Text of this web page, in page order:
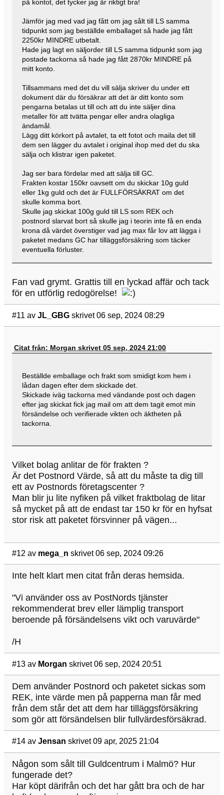
på kontot, det tycker jag är riktigt bra!
Jämför jag med vad jag fått om jag sålt till LS samma
tidpunkt som jag beställde emballaget så hade jag fått
2250kr MINDRE utbetalt.
Hade jag lagt en säljorder till LS samma tidpunkt som jag
postade tackorna så hade jag fått 2870kr MINDRE på
mitt konto.
Tillsammans med det du vill sälja skriver du under ett
dokument där du försäkrar att det är ditt konto som
pengarna betalas ut till och att du inte säljer dina
metaller för att tvätta pengar eller andra olagliga
ändamål.
Lägg ditt körkort på avtalet, ta ett fotot och maila det till
dem sen lägger du avtalet i original ihop med det du ska
sälja och klistrar igen paketet.
Jag ser bara fördelar med att sälja till GC.
Frakten kostar 150kr oavsett om du skickar 10g guld
eller 1kg guld och det är FULLFÖRSÄKRAT om det
skulle komma bort.
Skulle jag skickat 100g guld till LS som REK och
postnord slarvat bort så skulle jag i teorin inte få en enda
krona då värdet överstiger vad jag max får lov att lägga i
paketet medans GC har tilläggsförsäkring som täcker
eventuella förluster.
Fan vad grymt. Grattis till en lyckad affär och tack
för en utförlig redogörelse!
#11 av JL_GBG skrivet 06 sep, 2024 08:29
Citat från: Morgan skrivet 05 sep, 2024 21:00
Beställde emballage och frakt som smidigt kom hem i
lådan dagen efter dem skickade det.
Skickade iväg tackorna med vändande post och dagen
efter jag skickat fick jag mail om att dem tagit emot min
försändelse och verifierade vikten och äktheten på
tackorna.
Vilket bolag anlitar de för frakten ?
Är det Postnord Värde, så att du måste ta dig till
ett av Postnords företagscenter ?
Man blir ju lite nyfiken på vilket fraktbolag de litar
så mycket på att de endast tar 150 kr för en hyfsat
stor risk att paketet försvinner på vägen...
#12 av mega_n skrivet 06 sep, 2024 09:26
Inte helt klart men citat från deras hemsida.
"Vi använder oss av PostNords tjänster
rekommenderat brev eller lämplig transport
beroende på försändelsens vikt och varuvärde"
/H
#13 av Morgan skrivet 06 sep, 2024 20:51
Dem använder Postnord och paketet sickas som
REK, inte värde men på papperna man får med
från dem står det att dem har tilläggsförsäkring
som gör att försändelsen blir fullvärdesförsäkrad.
#14 av Jensan skrivet 09 apr, 2025 21:04
Någon som sålt till Guldcentrum i Malmö? Hur
fungerade det?
Har köpt därifrån och det har gått bra och de har